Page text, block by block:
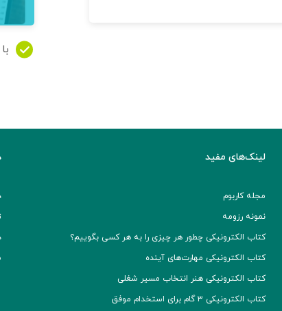
با
لینک‌های مفید
مجله کاربوم
نمونه رزومه
کتاب الکترونیکی چطور هر چیزی را به هر کسی بگوییم؟
کتاب الکترونیکی مهارت‌های آینده
کتاب الکترونیکی هنر انتخاب مسیر شغلی
کتاب الکترونیکی ۳ گام برای استخدام موفق